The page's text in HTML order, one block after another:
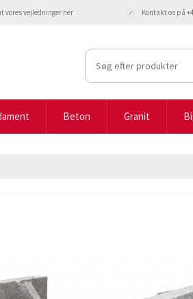
vores vejledninger her Kontakt os på
Beton Granit